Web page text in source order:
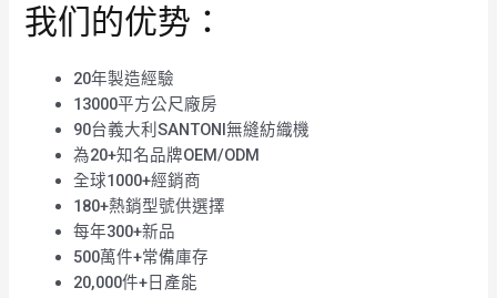
我们的优势：
20年製造經驗
13000平方公尺廠房
90台義大利SANTONI無縫紡織機
為20+知名品牌OEM/ODM
全球1000+經銷商
180+熱銷型號供選擇
每年300+新品
500萬件+常備庫存
20,000件+日產能